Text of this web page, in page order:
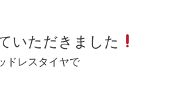
いただきました
ドレスタイヤで